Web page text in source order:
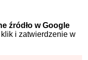
źródło w Google
i zatwierdzenie w